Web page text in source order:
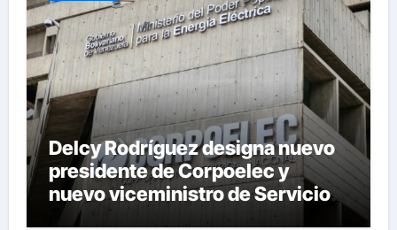
Delcy Rodríguez designa nuevo
presidente de Corpoelec y
nuevo viceministro de Servicios
Eléctricos